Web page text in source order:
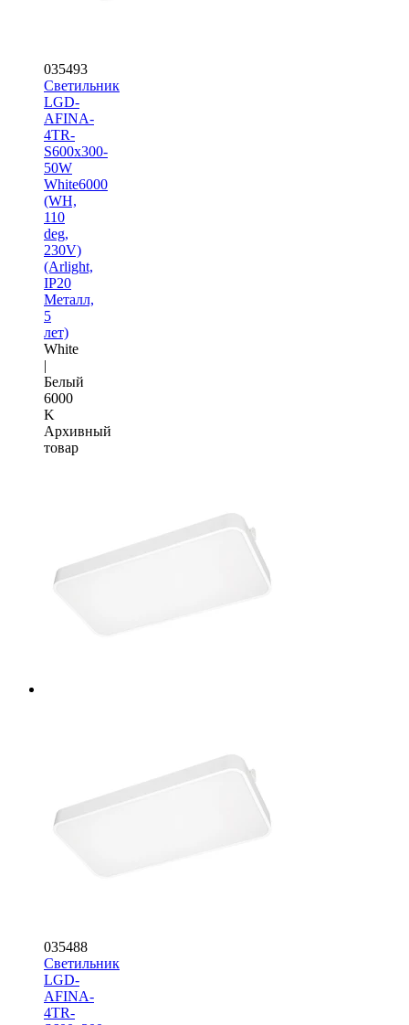
035493
Светильник
LGD-
AFINA-
4TR-
S600x300-
50W
White6000
(WH,
110
deg,
230V)
(Arlight,
IP20
Металл,
5
лет)
White
|
Белый
6000
K
Архивный
товар
035488
Светильник
LGD-
AFINA-
4TR-